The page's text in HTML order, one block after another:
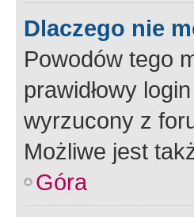
Dlaczego nie
Powodów tego
prawidłowy
wyrzucony z
Możliwe jest
Góra